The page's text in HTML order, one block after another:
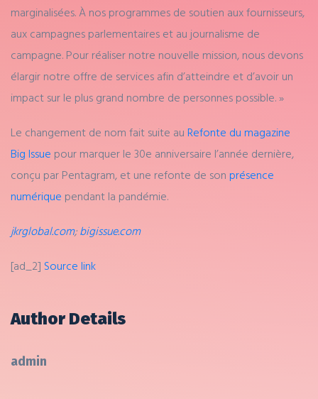
marginalisées. À nos programmes de soutien aux fournisseurs,
aux campagnes parlementaires et au journalisme de
campagne. Pour réaliser notre nouvelle mission, nous devons
élargir notre offre de services afin d’atteindre et d’avoir un
impact sur le plus grand nombre de personnes possible. »
Le changement de nom fait suite au Refonte du magazine
Big Issue pour marquer le 30e anniversaire l’année dernière,
conçu par Pentagram, et une refonte de son présence
numérique pendant la pandémie.
jkrglobal.com;bigissue.com
[ad_2] Source link
Author Details
admin